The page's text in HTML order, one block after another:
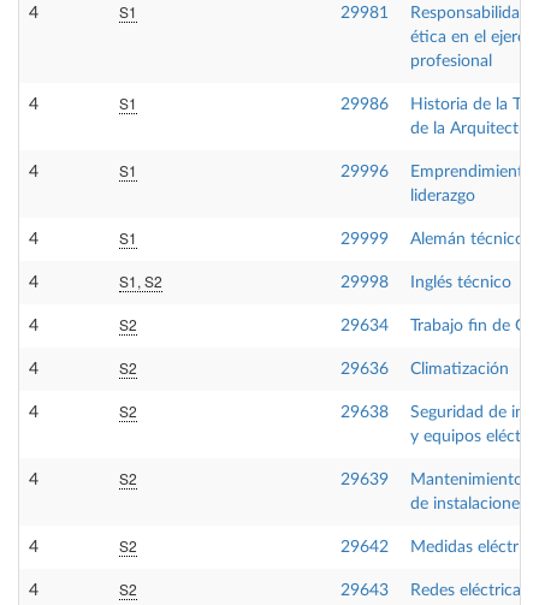
4 S1 29981
Responsabilidad
ética en el
profesional
4 S1 29986
Historia de la
de la
4 S1 29996
Emprendimiento
liderazgo
4 S1 29999 Alemán técnico
4 S1, S2 29998 Inglés técnico
4 S2 29634 Trabajo fin de
4 S2 29636 Climatización
4 S2 29638
Seguridad de
y equipos
4 S2 29639
Mantenimiento
de instalaciones
4 S2 29642 Medidas
4 S2 29643
Redes eléctricas